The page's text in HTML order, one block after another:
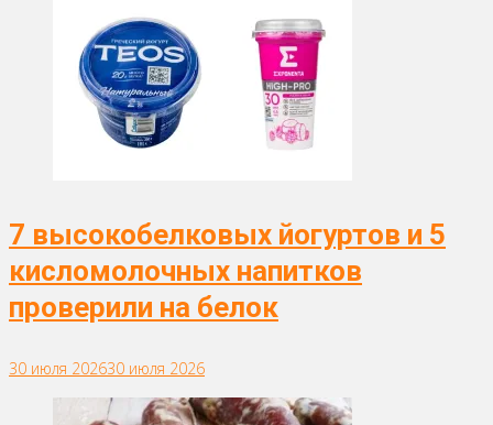
7 высокобелковых йогуртов и 5
кисломолочных напитков
проверили на белок
30 июля 202630 июля 2026